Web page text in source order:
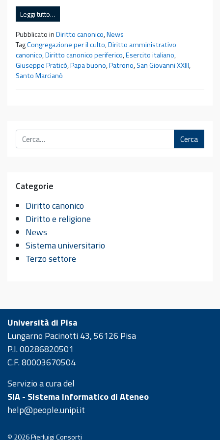
Leggi tutto…
Pubblicato inDiritto canonico,News
TagCongregazione per il culto,Diritto amministrativo
canonico,Diritto canonico periferico,Esercito italiano,
Giuseppe Praticò,Papa buono,Patrono,San Giovanni XXIII,
Santo Marcianò
Cerca
Categorie
Diritto canonico
Diritto e religione
News
Sistema universitario
Terzo settore
Università di Pisa
Lungarno Pacinotti 43, 56126 Pisa
P.I. 00286820501
C.F. 80003670504
Servizio a cura del
SIA - Sistema Informatico di Ateneo
help@people.unipi.it
© 2026Pierluigi Consorti